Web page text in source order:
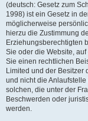
(deutsch: Gesetz zum
1998) ist ein Gesetz in
möglicherweise
hierzu die Zustimmung
Erziehungsberechtigten
Sie oder die Website,
Sie einen rechtlichen
Limited und der Besitzer
und nicht die
solchen, die unter der
Beschwerden oder
werden.